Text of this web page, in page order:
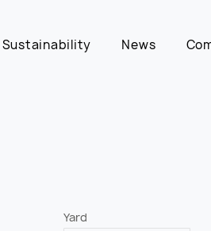
Sustainability News
Yard